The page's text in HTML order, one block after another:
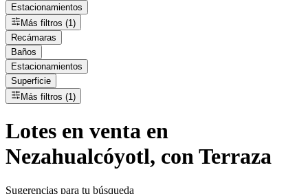
Estacionamientos
Más filtros (1)
Recámaras
Baños
Estacionamientos
Superficie
Más filtros (1)
Lotes en venta en
Nezahualcóyotl, con Terraza
Sugerencias para tu búsqueda